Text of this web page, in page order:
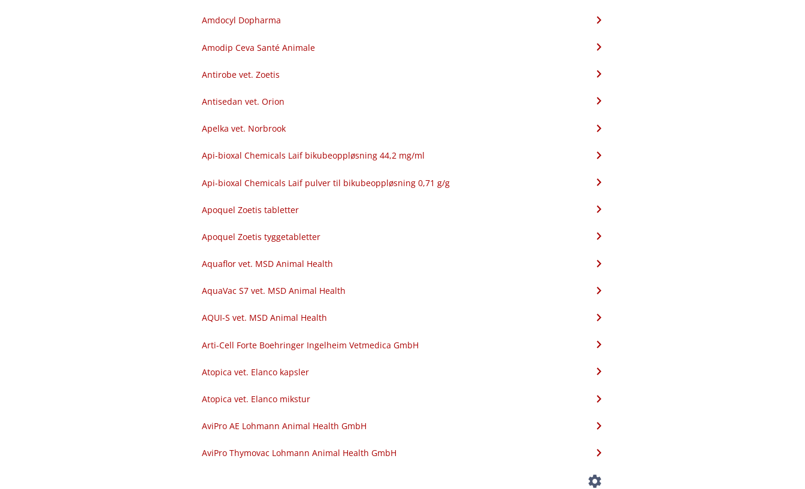
Amdocyl Dopharma
Amodip Ceva Santé Animale
Antirobe vet. Zoetis
Antisedan vet. Orion
Apelka vet. Norbrook
Api-bioxal Chemicals Laif bikubeoppløsning 44,2 mg/ml
Api-bioxal Chemicals Laif pulver til bikubeoppløsning 0,71 g/g
Apoquel Zoetis tabletter
Apoquel Zoetis tyggetabletter
Aquaflor vet. MSD Animal Health
AquaVac S7 vet. MSD Animal Health
AQUI-S vet. MSD Animal Health
Arti-Cell Forte Boehringer Ingelheim Vetmedica GmbH
Atopica vet. Elanco kapsler
Atopica vet. Elanco mikstur
AviPro AE Lohmann Animal Health GmbH
AviPro Thymovac Lohmann Animal Health GmbH